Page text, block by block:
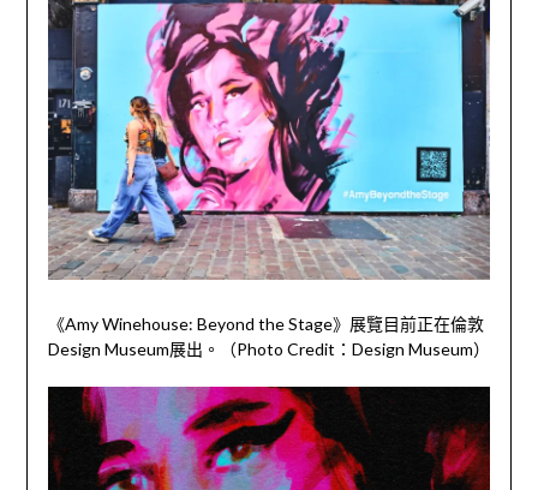
《Amy Winehouse: Beyond the Stage》展覽目前正在倫敦
Design Museum展出。（Photo Credit：Design Museum）